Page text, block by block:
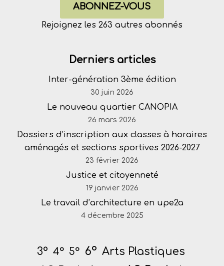
ABONNEZ-VOUS
Rejoignez les 263 autres abonnés
Derniers articles
Inter-génération 3ème édition
30 juin 2026
Le nouveau quartier CANOPIA
26 mars 2026
Dossiers d’inscription aux classes à horaires
aménagés et sections sportives 2026-2027
23 février 2026
Justice et citoyenneté
19 janvier 2026
Le travail d’architecture en upe2a
4 décembre 2025
3° 4° 5° 6° Arts Plastiques